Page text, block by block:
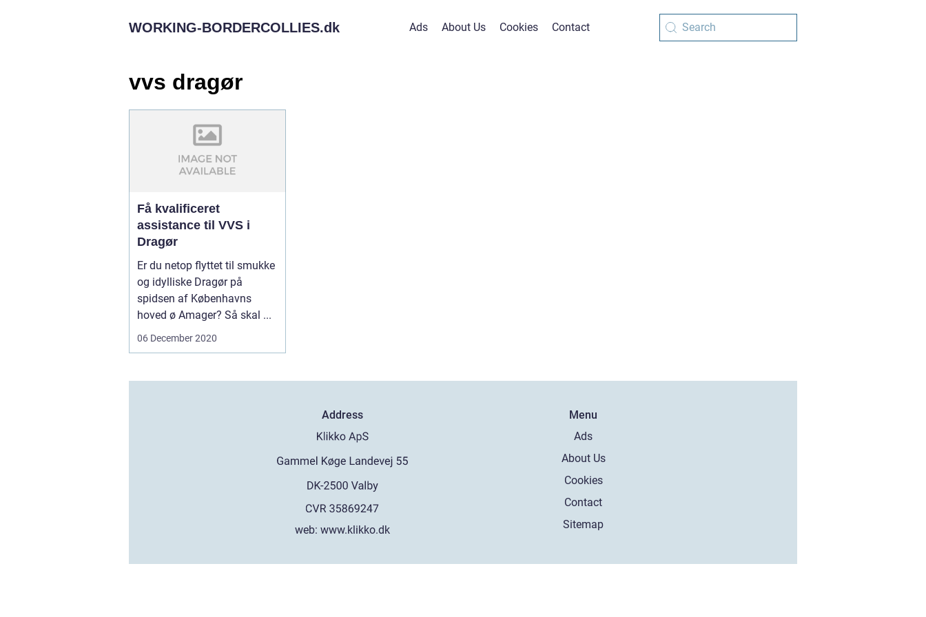
WORKING-BORDERCOLLIES.dk Ads About Us Cookies Contact
vvs dragør
Få kvalificeret
assistance til VVS i
Dragør
Er du netop flyttet til smukke
og idylliske Dragør på
spidsen af Københavns
hoved ø Amager? Så skal ...
06 December 2020
Address
web:www.klikko.dk
Menu
Ads
About Us
Cookies
Contact
Sitemap